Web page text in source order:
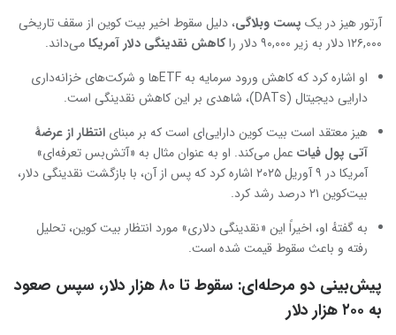
آرتور هیز در یک پست وبلاگی، دلیل سقوط اخیر بیت ‌کوین از سقف تاریخی
۱۲۶,۰۰۰ دلار به زیر ۹۰,۰۰۰ دلار را
کاهش نقدینگی دلار آمریکا می‌داند.
او اشاره کرد که کاهش ورود سرمایه به ETFها و شرکت‌های خزانه‌داری
دارایی دیجیتال (DATs)، شاهدی بر این کاهش نقدینگی است.
هیز معتقد است بیت‌ کوین دارایی‌ای است که بر مبنای انتظار از عرضهٔ
آتی پول فیات عمل می‌کند. او به عنوان مثال به «آتش‌بس تعرفه‌ای»
آمریکا در ۹ آوریل ۲۰۲۵ اشاره کرد که پس از آن، با بازگشت نقدینگی دلار،
بیت‌کوین ۲۱ درصد رشد کرد.
به گفتهٔ او، اخیراً این «نقدینگی دلاری» مورد انتظار بیت ‌کوین، تحلیل
رفته و باعث سقوط قیمت شده است.
پیش‌بینی دو مرحله‌ای: سقوط تا ۸۰ هزار دلار، سپس صعود
به ۲۰۰ هزار دلار